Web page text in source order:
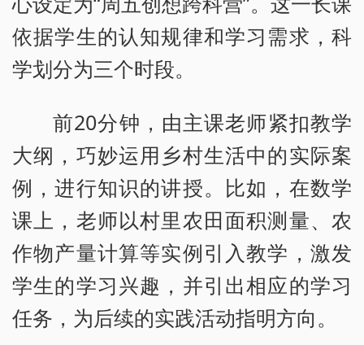
依据学生的认知规律和学习需求，科
学划分为三个时段。
前20分钟，由主课老师紧扣教学
大纲，巧妙运用乡村生活中的实际案
例，进行知识的讲授。比如，在数学
课上，老师以村里农田面积测量、农
作物产量计算等实例引入教学，激发
学生的学习兴趣，并引出相应的学习
任务，为后续的实践活动指明方向。